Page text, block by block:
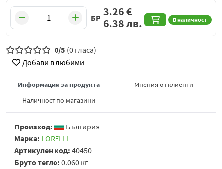
БР В наличност
3.26€
6.38лв.
0/5 (0 гласа)
Добави в любими
Информация за продукта
Мнения от клиенти
Наличност по магазини
Произход:
България
Марка: LORELLI
Артикулен код: 40450
Бруто тегло: 0.060 кг